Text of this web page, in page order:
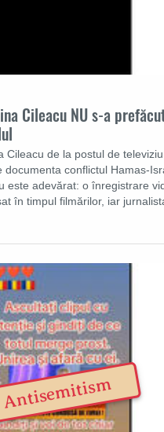
Cileacu NU s-a
Cileacu de la postul de
conflictul Hamas-
este adevărat: o înregistrare
în timpul filmărilor, iar
Antisemitism